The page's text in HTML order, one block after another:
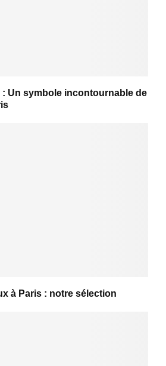
: Un symbole incontournable de
à Paris : notre sélection